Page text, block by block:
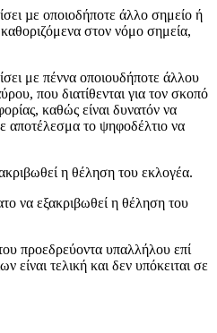
µε οποιοδήποτε άλλο σημείο ή
στον νόμο σημεία,
με πέννα οποιουδήποτε άλλου
που διατίθενται για τον σκοπό
καθώς είναι δυνατόν να
αποτέλεσμα το ψηφοδέλτιο να
η θέληση του εκλογέα.
να εξακριβωθεί η θέληση του
προεδρεύοντα υπαλλήλου επί
είναι τελική και δεν υπόκειται σε